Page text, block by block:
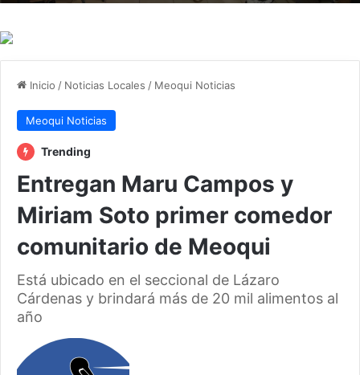
Inicio / Noticias Locales / Meoqui Noticias
Meoqui Noticias
Trending
Entregan Maru Campos y
Miriam Soto primer comedor
comunitario de Meoqui
Está ubicado en el seccional de Lázaro
Cárdenas y brindará más de 20 mil alimentos al
año